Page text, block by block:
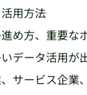
用方法
め方、重要な
いデータ活用が
サービス企業